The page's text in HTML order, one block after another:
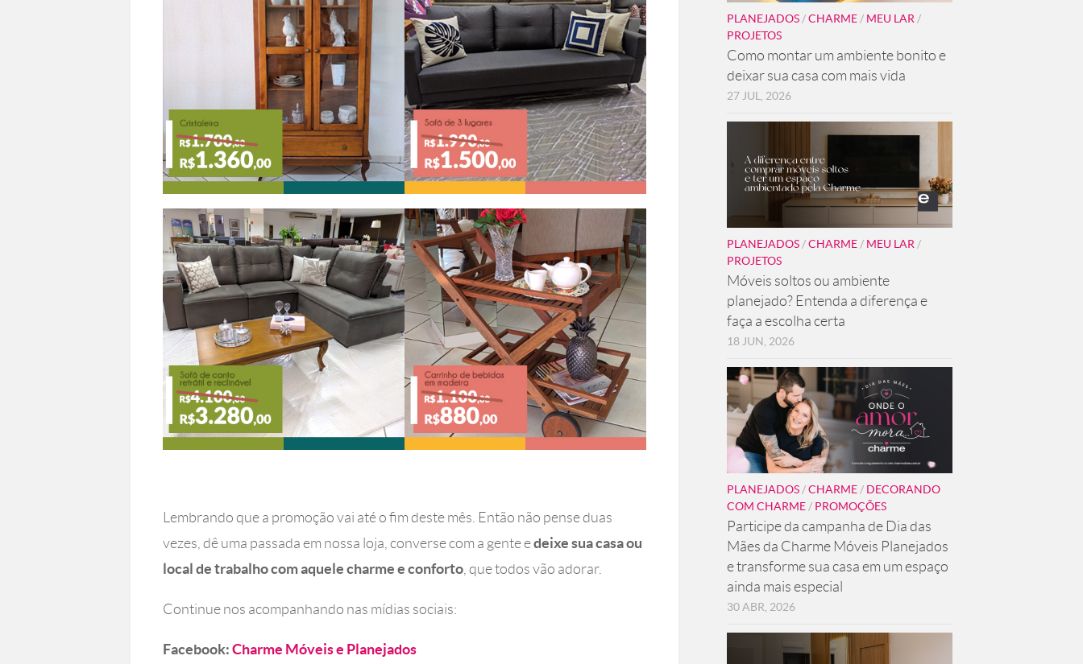
Lembrando que a promoção vai até o fim deste mês. Então não pense duas
vezes, dê uma passada em nossa loja, converse com a gente edeixe sua casa ou
local de trabalho com aquele charme e conforto, que todos vão adorar.
Continue nos acompanhando nas mídias sociais:
Facebook:Charme Móveis e Planejados
PLANEJADOS /CHARME / MEU LAR /
PROJETOS
Como montar um ambiente bonito e
deixar sua casa com mais vida
27 JUL, 2026
PLANEJADOS /CHARME / MEU LAR /
PROJETOS
Móveis soltos ou ambiente
planejado? Entenda a diferença e
faça a escolha certa
18 JUN, 2026
PLANEJADOS /CHARME / DECORANDO
COM CHARME / PROMOÇÕES
Participe da campanha de Dia das
Mães da Charme Móveis Planejados
e transforme sua casa em um espaço
ainda mais especial
30 ABR, 2026